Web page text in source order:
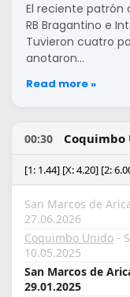
El reciente
RB Bragantino e
Tuvieron cuatro
anotaron…
Read more »
00:30 Coquimbo
[1: 1.44] [X: 4.20] [2:
San Marcos de
27.06.2026
Coquimbo Unido -
10.05.2025
San Marcos de
29.01.2025